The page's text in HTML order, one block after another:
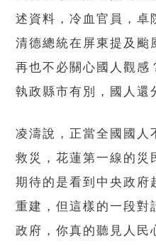
述資料，冷血官員，卓
清德總統在屏東提及颱
再也不必關心國人觀感
執政縣市有別，國人還
凌濤說，正當全國國人
救災，花蓮第一線的災
期待的是看到中央政府
重建，但這樣的一段對
政府，你真的聽見人民